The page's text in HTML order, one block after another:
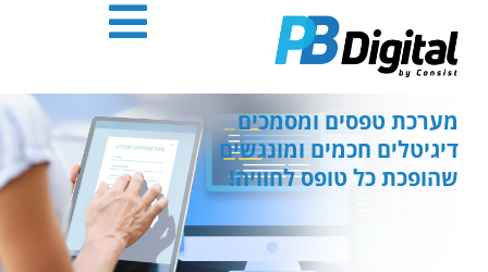
אנטר
מערכת טפסים ומסמכים
דיגיטלים חכמים ומונגשים
שהופכת כל טופס לחוויה!